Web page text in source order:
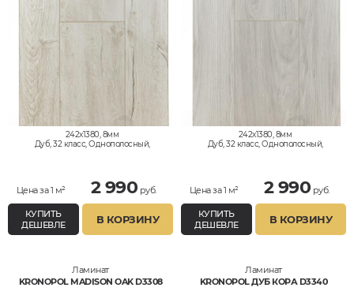
242x1380, 8мм
Дуб, 32 класс, Однополосный,
Цена за 1 м² 2 990 руб.
КУПИТЬ
ДЕШЕВЛЕ
В КОРЗИНУ
242x1380, 8мм
Дуб, 32 класс, Однополосный,
Цена за 1 м² 2 990 руб.
КУПИТЬ
ДЕШЕВЛЕ
В КОРЗИНУ
Ламинат
KRONOPOL MADISON OAK D3308
Ламинат
KRONOPOL ДУБ КОРА D3340